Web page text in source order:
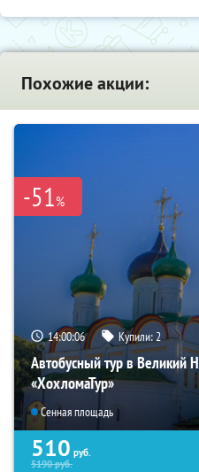
Похожие акции:
-51%
14:00:05 Купили:2
Автобусный тур в Великий
«ХохломаТур»
Сенная площадь
510 руб.
5190руб.